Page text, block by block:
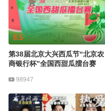
8.5
第38届北京大兴西瓜节“北京农
商银行杯”全国西甜瓜擂台赛
98947